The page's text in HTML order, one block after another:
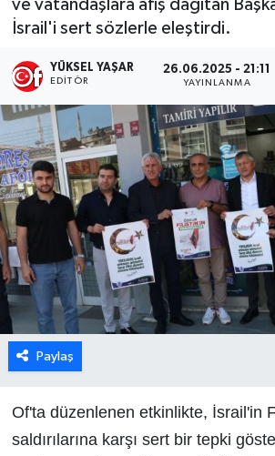
ve vatandaşlara afiş dağıtan
İsrail'i sert sözlerle eleştirdi.
YÜKSEL YAŞAR
EDITÖR
26.06.2025 - 21:11
YAYINLANMA
Paylaş
Of'ta düzenlenen etkinlikte, İsrail'in
saldırılarına karşı sert bir tepki
Tüm Manşetler
Son Dakika Haberleri
Haber Arşivi